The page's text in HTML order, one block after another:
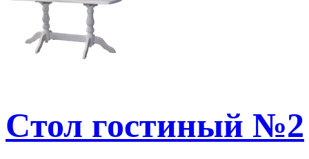
Cтол гостиный №2